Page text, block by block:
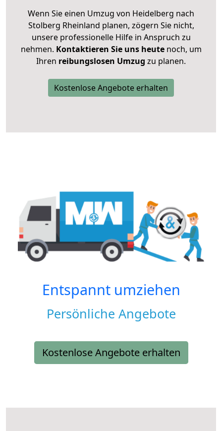
Wenn Sie einen Umzug von Heidelberg nach
Stolberg Rheinland planen, zögern Sie nicht,
unsere professionelle Hilfe in Anspruch zu
nehmen. Kontaktieren Sie uns heutenoch, um
Ihren reibungslosen Umzug zu planen.
Kostenlose Angebote erhalten
Entspannt umziehen
Persönliche Angebote
Kostenlose Angebote erhalten